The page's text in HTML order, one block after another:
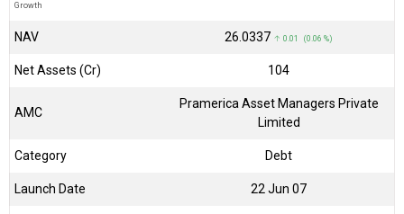
Growth
NAV ₹26.0337 ↑ 0.01 (0.06 %)
Net Assets (Cr) ₹104
AMC
Pramerica Asset Managers Private
Limited
Category Debt
Launch Date 22 Jun 07